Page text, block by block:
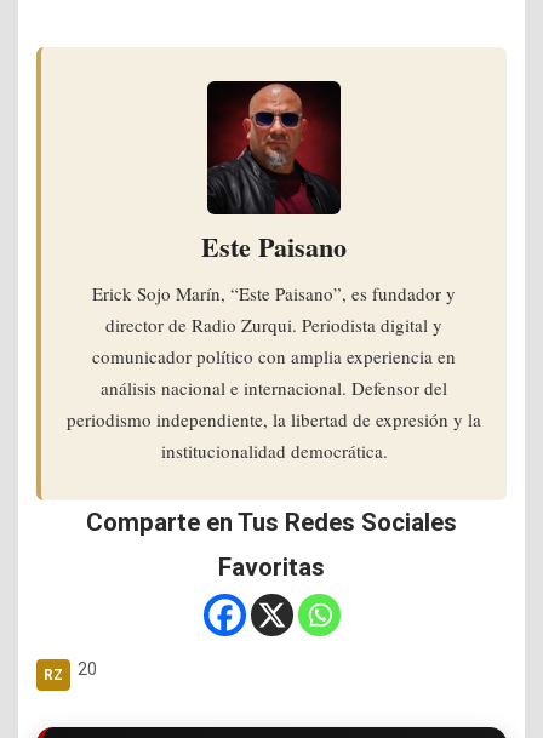
Este Paisano
Erick Sojo Marín, “Este Paisano”, es fundador y
director de Radio Zurqui. Periodista digital y
comunicador político con amplia experiencia en
análisis nacional e internacional. Defensor del
periodismo independiente, la libertad de expresión y la
institucionalidad democrática.
Comparte en Tus Redes Sociales
Favoritas
20